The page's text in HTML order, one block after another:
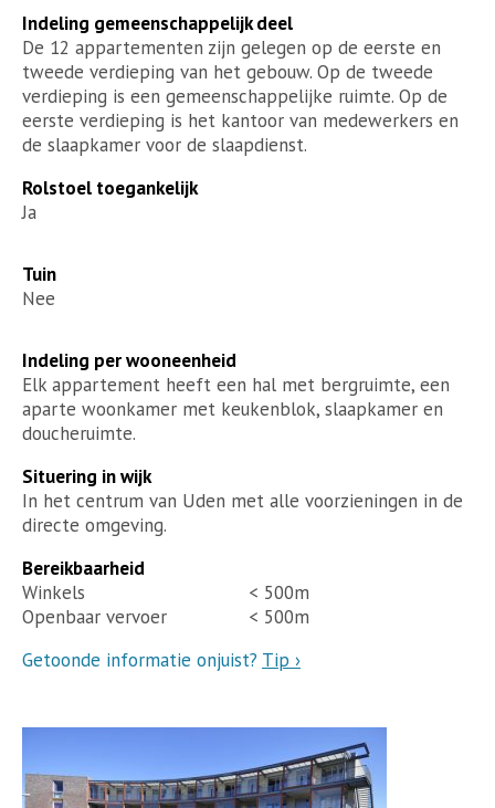
Indeling gemeenschappelijk deel
De 12 appartementen zijn gelegen op de eerste en
tweede verdieping van het gebouw. Op de tweede
verdieping is een gemeenschappelijke ruimte. Op de
eerste verdieping is het kantoor van medewerkers en
de slaapkamer voor de slaapdienst.
Rolstoel toegankelijk
Ja
Tuin
Nee
Indeling per wooneenheid
Elk appartement heeft een hal met bergruimte, een
aparte woonkamer met keukenblok, slaapkamer en
doucheruimte.
Situering in wijk
In het centrum van Uden met alle voorzieningen in de
directe omgeving.
Bereikbaarheid
Winkels
< 500m
Openbaar vervoer
< 500m
Getoonde informatie onjuist? Tip ›